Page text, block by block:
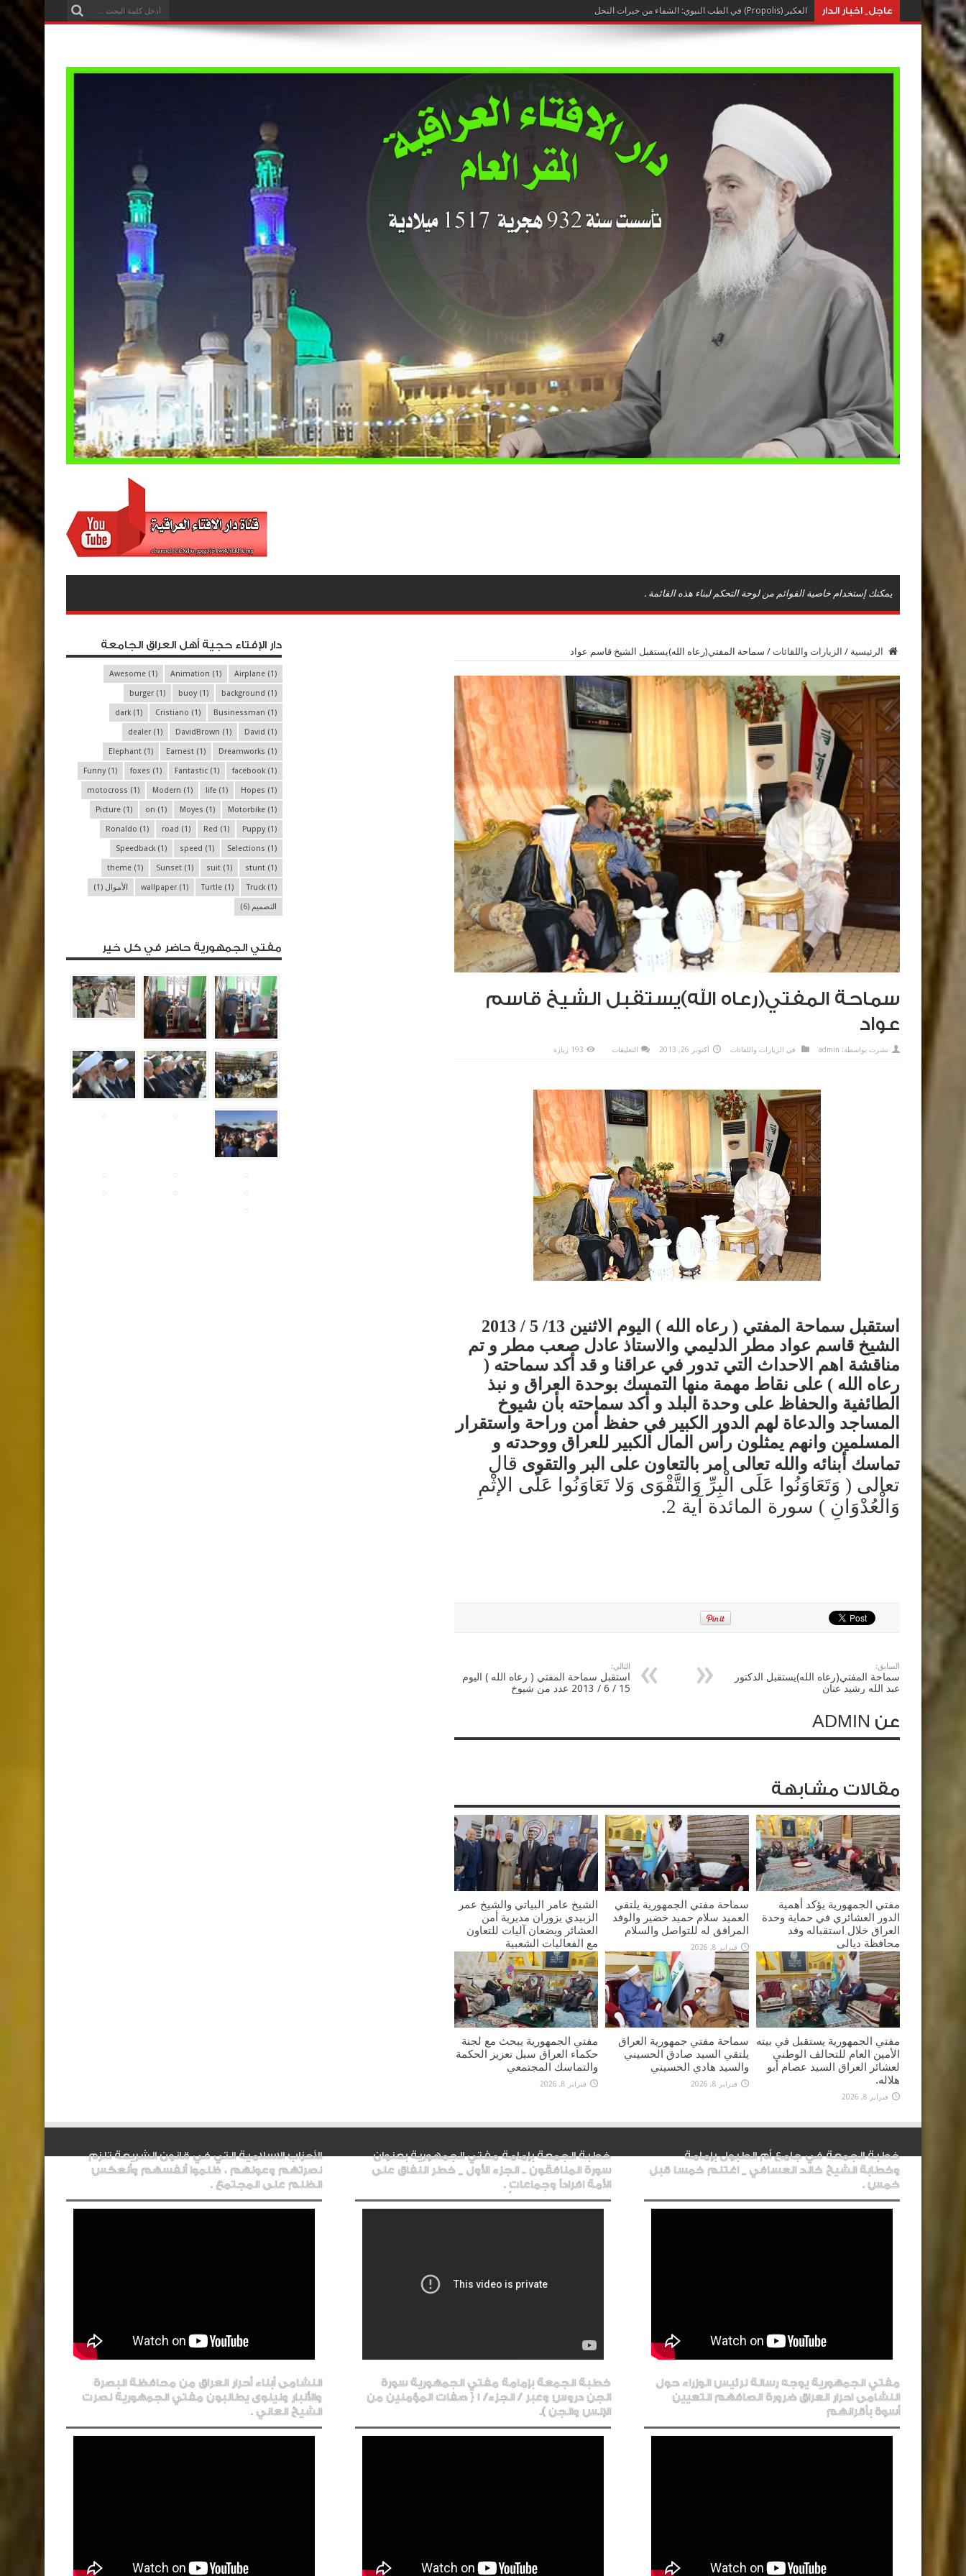
عاجل_ اخبار الدار العكبر (Propolis) في الطب النبوي: الشفاء من خيرات النحل
يمكنك إستخدام خاصية القوائم من لوحة التحكم لبناء هذه القائمة .
الرئيسية / الزيارات واللقائات / سماحة المفتي(رعاه الله)يستقبل الشيخ قاسم عواد
سماحة المفتي(رعاه الله)يستقبل الشيخ قاسم
عواد
نشرت بواسطة: admin في الزيارات واللقائات أكتوبر 26, 2013 التعليقات
قاسم
عواد
مغلقة
193 زيارة
استقبل سماحة المفتي ( رعاه الله ) اليوم الاثنين 13/ 5 / 2013
الشيخ قاسم عواد مطر الدليمي والاستاذ عادل صعب مطر و تم
مناقشة اهم الاحداث التي تدور في عراقنا و قد أكد سماحته (
رعاه الله ) على نقاط مهمة منها التمسك بوحدة العراق و نبذ
الطائفية والحفاظ على وحدة البلد و أكد سماحته بأن شيوخ
المساجد والدعاة لهم الدور الكبير في حفظ أمن وراحة واستقرار
المسلمين وانهم يمثلون رأس المال الكبير للعراق ووحدته و
تماسك أبنائه والله تعالى امر بالتعاون على البر والتقوى قال
تعالى ( وَتَعَاوَنُوا عَلَى الْبِرِّ وَالتَّقْوَى وَلا تَعَاوَنُوا عَلَى الإثْمِ
وَالْعُدْوَانِ ) سورة المائدة آية 2.
السابق:
سماحة المفتي(رعاه الله)يستقبل الدكتور
عبد الله رشيد عنان
التالي:
استقبل سماحة المفتي ( رعاه الله ) اليوم
15 / 6 / 2013 عدد من شيوخ
عن ADMIN
مقالات مشابهة
مفتي الجمهورية يؤكد أهمية
الدور العشائري في حماية وحدة
العراق خلال استقباله وفد
محافظة ديالى
فبراير 8, 2026
سماحة مفتي الجمهورية يلتقي
العميد سلام حميد خضير والوفد
المرافق له للتواصل والسلام
فبراير 8, 2026
الشيخ عامر البياتي والشيخ عمر
الزبيدي يزوران مديرية أمن
العشائر ويضعان آليات للتعاون
مع الفعاليات الشعبية
فبراير 8, 2026
مفتي الجمهورية يستقبل في بيته
الأمين العام للتحالف الوطني
لعشائر العراق السيد عصام أبو
هلاله.
فبراير 8, 2026
سماحة مفتي جمهورية العراق
يلتقي السيد صادق الحسيني
والسيد هادي الحسيني
فبراير 8, 2026
مفتي الجمهورية يبحث مع لجنة
حكماء العراق سبل تعزيز الحكمة
والتماسك المجتمعي
فبراير 8, 2026
دار الإفتاء حجية أهل العراق الجامعة
Airplane (1)
Animation (1)
Awesome (1)
background (1)
buoy(1)
burger (1)
Businessman (1)
Cristiano (1)
dark (1)
David (1)
DavidBrown (1)
dealer (1)
Dreamworks (1)
Earnest (1)
Elephant (1)
facebook (1)
Fantastic (1)
foxes (1)
Funny(1)
Hopes (1)
life (1)
Modern (1)
motocross (1)
Motorbike (1)
Moyes (1)
on (1)
Picture (1)
Puppy(1)
Red (1)
road (1)
Ronaldo (1)
Selections (1)
speed (1)
Speedback (1)
stunt (1)
suit (1)
Sunset (1)
theme (1)
Truck (1)
Turtle (1)
wallpaper (1) الأموال (1)
التصميم (6)
مفتي الجمهورية حاضر في كل خير
خطبة الجمعة في جامع أم الطبول بإمامة
وخطابة الشيخ خالد العسافي _ اغتنم خمسا قبل
خمس .
مفتي الجمهورية يوجه رسالة لرئيس الوزراء حول
النشامى احرار العراق ضرورة انصافهم التعيين
أسوة بأقرانهم
خطبة الجمعة بإمامة مفتي الجمهورية بعنوان
سورة المنافقون .. الجزء الأول _ خطر النفاق على
الأمة افراداً وجماعاتٍ .
خطبة الجمعة بإمامة مفتي الجمهورية سورة
الجن دروس وعبر / الجزء/ 1 { صفات المؤمنين من
الإنس والجن ).
الأحزاب الاسلامية التي في قانون الشريعة تلزم
نصرتهم وعونهم ، ظلموا أنفسهم وأنعكس
الظلم على المجتمع .
النشامى أبناء أحرار العراق من محافظة البصرة
والأنبار ونينوى يطالبون مفتي الجمهورية نصرت
الشيخ العاني .